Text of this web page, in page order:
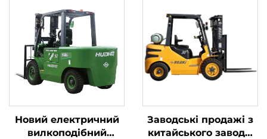
японським двигуном
ISUZU
розумною ціною
Новий електричний
вилкоподібний
Заводські продажі з
китайського заводу: